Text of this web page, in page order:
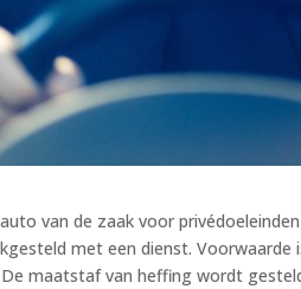
van de zaak voor
met een dienst.
maatstaf van heffing wordt